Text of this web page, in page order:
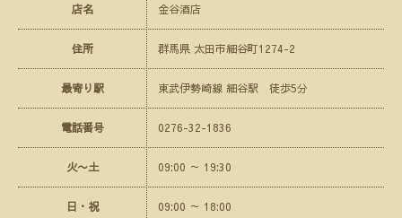
店名 金谷酒店
住所 群馬県 太田市細谷町1274-2
最寄り駅 東武伊勢崎線 細谷駅 徒歩5分
電話番号 0276-32-1836
火〜土 09:00 ～ 19:30
日・祝 09:00 ～ 18:00